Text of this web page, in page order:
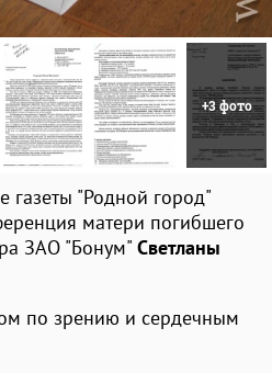
+3 фото
газеты "Родной город"
матери погибшего
ЗАО "Бонум" Светланы
по зрению и сердечным